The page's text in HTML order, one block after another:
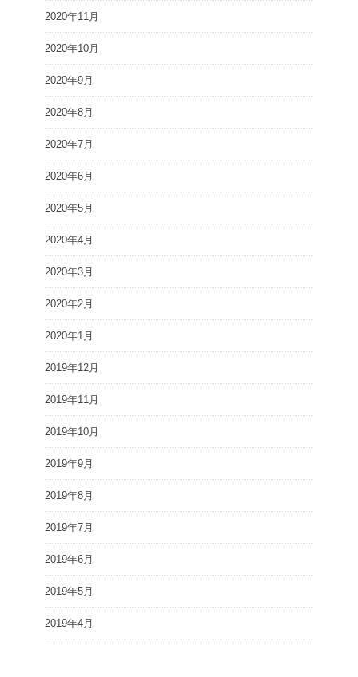
2020年11月
2020年10月
2020年9月
2020年8月
2020年7月
2020年6月
2020年5月
2020年4月
2020年3月
2020年2月
2020年1月
2019年12月
2019年11月
2019年10月
2019年9月
2019年8月
2019年7月
2019年6月
2019年5月
2019年4月